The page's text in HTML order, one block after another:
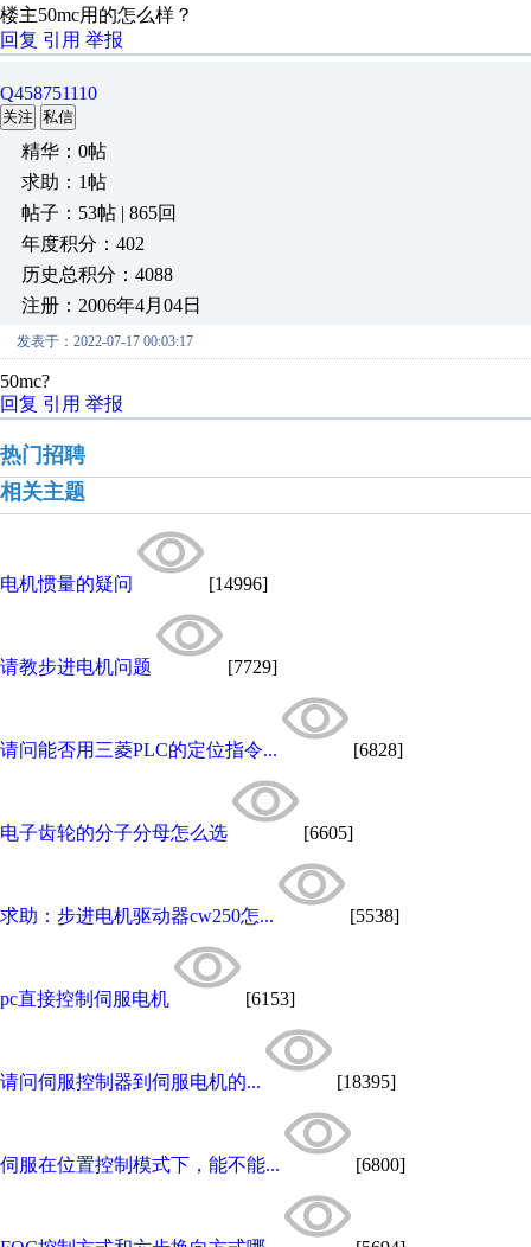
楼主50mc用的怎么样？
回复 引用 举报
Q458751110
关注 私信
精华：0帖
求助：1帖
帖子：53帖 | 865回
年度积分：402
历史总积分：4088
注册：2006年4月04日
发表于：2022-07-17 00:03:17
50mc?
回复 引用 举报
热门招聘
相关主题
电机惯量的疑问 [14996]
请教步进电机问题 [7729]
请问能否用三菱PLC的定位指令... [6828]
电子齿轮的分子分母怎么选 [6605]
求助：步进电机驱动器cw250怎... [5538]
pc直接控制伺服电机 [6153]
请问伺服控制器到伺服电机的... [18395]
伺服在位置控制模式下，能不能... [6800]